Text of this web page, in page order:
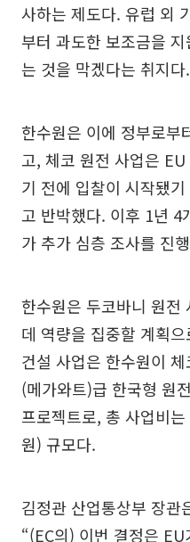
사하는 제도다. 유럽 외
부터 과도한 보조금을
는 것을 막겠다는 취지다.
한수원은 이에 정부로부
고, 체코 원전 사업은
기 전에 입찰이 시작됐
고 반박했다. 이후 1년 4
가 추가 심층 조사를 진
한수원은 두코바니 원전
데 역량을 집중할 계획
건설 사업은 한수원이
(메가와트)급 한국형 원
프로젝트로, 총 사업비
원) 규모다.
김정관 산업통상부 장관
“(EC의) 이번 결정은